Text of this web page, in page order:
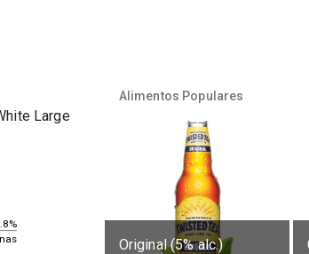
Large
Alimentos Populares
Original (5% alc.)